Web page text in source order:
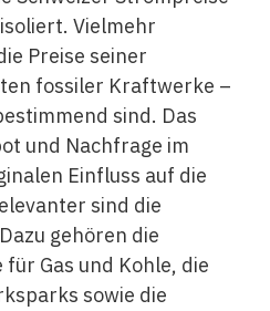
Vielmehr
Preise seiner
fossiler Kraftwerke –
sind. Das
und Nachfrage im
Einfluss auf die
sind die
gehören die
Gas und Kohle, die
sowie die